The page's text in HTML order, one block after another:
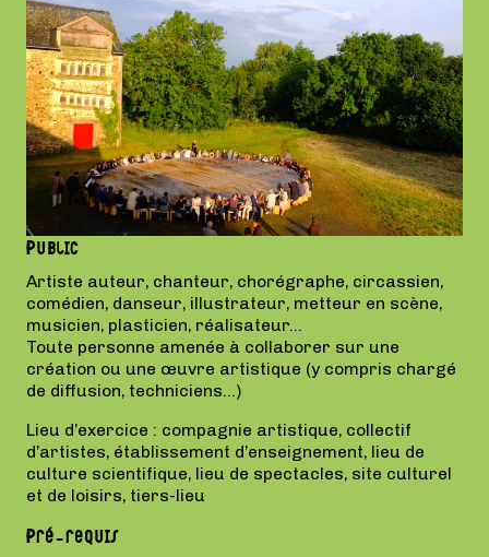
Public
Artiste auteur, chanteur, chorégraphe, circassien,
comédien, danseur, illustrateur, metteur en scène,
musicien, plasticien, réalisateur…
Toute personne amenée à collaborer sur une
création ou une œuvre artistique (y compris chargé
de diffusion, techniciens…)
Lieu d’exercice : compagnie artistique, collectif
d’artistes, établissement d’enseignement, lieu de
culture scientifique, lieu de spectacles, site culturel
et de loisirs, tiers-lieu
Pré-requis